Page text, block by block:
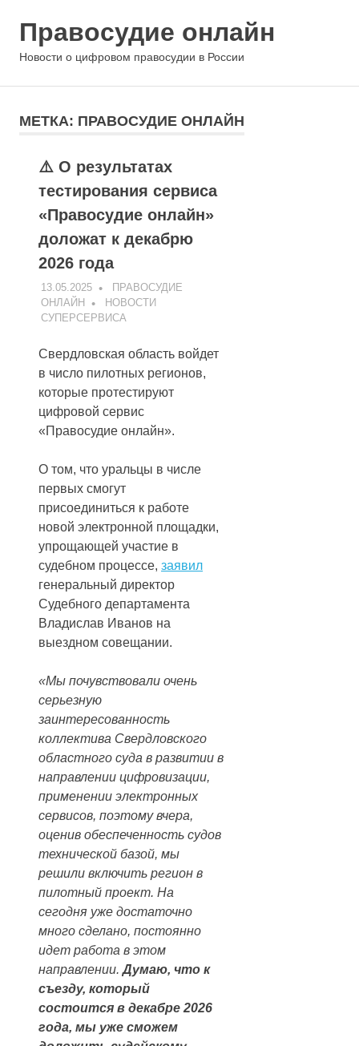
Правосудие онлайн
Новости о цифровом правосудии в России
МЕТКА: ПРАВОСУДИЕ ОНЛАЙН
⚠️ О результатах
тестирования сервиса
«Правосудие онлайн»
доложат к декабрю
2026 года
13.05.2025
ПРАВОСУДИЕ
ОНЛАЙН
НОВОСТИ
СУПЕРСЕРВИСА
Свердловская область войдет
в число пилотных регионов,
которые протестируют
цифровой сервис
«Правосудие онлайн».
О том, что уральцы в числе
первых смогут
присоединиться к работе
новой электронной площадки,
упрощающей участие в
судебном процессе, заявил
генеральный директор
Судебного департамента
Владислав Иванов на
выездном совещании.
«Мы почувствовали очень
серьезную
заинтересованность
коллектива Свердловского
областного суда в развитии в
направлении цифровизации,
применении электронных
сервисов, поэтому вчера,
оценив обеспеченность судов
технической базой, мы
решили включить регион в
пилотный проект. На
сегодня уже достаточно
много сделано, постоянно
идет работа в этом
направлении.Думаю, что к
съезду, который
состоится в декабре 2026
года, мы уже сможем